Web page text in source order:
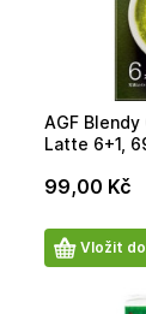
AGF Blendy
Latte 6+1,
99,00 Kč
Počet
produktů
Vložit